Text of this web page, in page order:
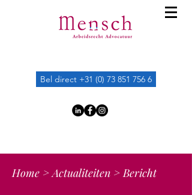
Bel direct +31 (0) 73 851 756 6
Home >Actualiteiten > Bericht